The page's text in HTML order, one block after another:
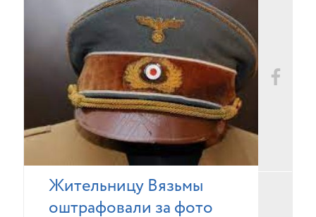
Жительницу Вязьмы
оштрафовали за фото